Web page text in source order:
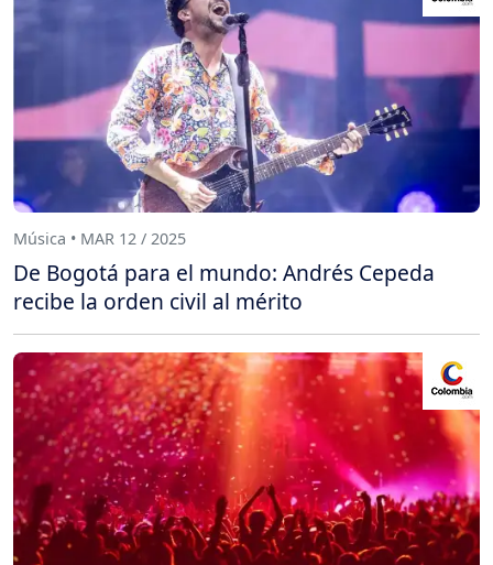
Música • MAR 12 / 2025
De Bogotá para el mundo: Andrés Cepeda
recibe la orden civil al mérito